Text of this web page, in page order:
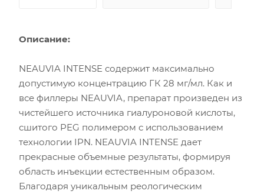
Описание:
NEAUVIA INTENSE содержит максимально
допустимую концентрацию ГК 28 мг/мл. Как и
все филлеры NEAUVIA, препарат произведен из
чистейшего источника гиалуроновой кислоты,
сшитого PEG полимером с использованием
технологии IPN. NEAUVIA INTENSE дает
прекрасные объемные результаты, формируя
область инъекции естественным образом.
Благодаря уникальным реологическим